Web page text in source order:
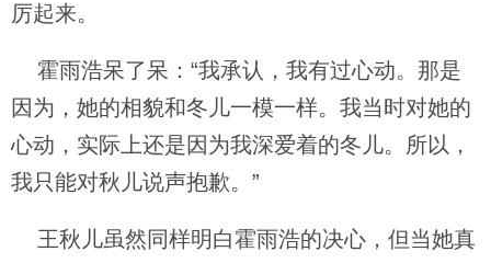
厉起来。
霍雨浩呆了呆：“我承认，我有过心动。那是
因为，她的相貌和冬儿一模一样。我当时对她的
心动，实际上还是因为我深爱着的冬儿。所以，
我只能对秋儿说声抱歉。”
王秋儿虽然同样明白霍雨浩的决心，但当她真